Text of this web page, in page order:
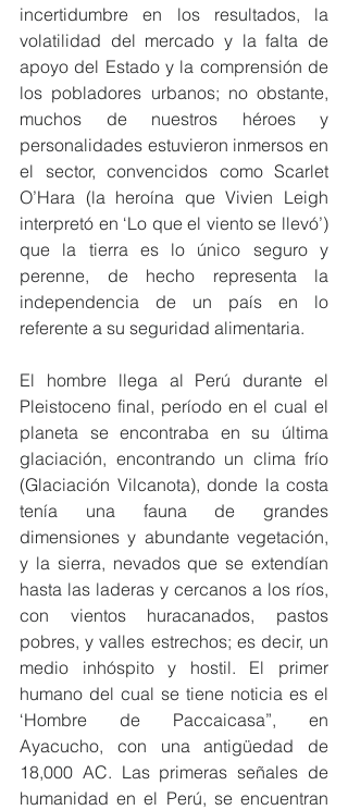
incertidumbre en los resultados, la
volatilidad del mercado y la falta de
apoyo del Estado y la comprensión de
los pobladores urbanos; no obstante,
muchos de nuestros héroes y
personalidades estuvieron inmersos en
el sector, convencidos como Scarlet
O’Hara (la heroína que Vivien Leigh
interpretó en ‘Lo que el viento se llevó’)
que la tierra es lo único seguro y
perenne, de hecho representa la
independencia de un país en lo
referente a su seguridad alimentaria.
El hombre llega al Perú durante el
Pleistoceno final, período en el cual el
planeta se encontraba en su última
glaciación, encontrando un clima frío
(Glaciación Vilcanota), donde la costa
tenía una fauna de grandes
dimensiones y abundante vegetación,
y la sierra, nevados que se extendían
hasta las laderas y cercanos a los ríos,
con vientos huracanados, pastos
pobres, y valles estrechos; es decir, un
medio inhóspito y hostil. El primer
humano del cual se tiene noticia es el
‘Hombre de Paccaicasa”, en
Ayacucho, con una antigüedad de
18,000 AC. Las primeras señales de
humanidad en el Perú, se encuentran